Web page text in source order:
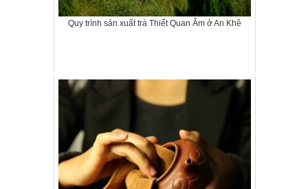
Quy trình sản xuất trà Thiết Quan Âm ở An Khê